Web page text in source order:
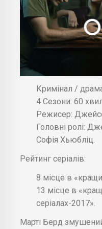
Кримінал /
4 Сезони: 60
Режисер:
Головні ролі:
Софія Хьюбліц.
Рейтинг серіалів:
8 місце в
13 місце в
серіалах-2017».
Марті Берд